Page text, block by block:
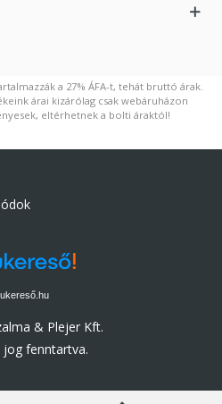
a 27% ÁFA-t, tehát bruttó árak.
árai kizárólag csak webáruházon
eltérhetnek a bolti áraktól!
& Plejer Kft.
jog fenntartva.